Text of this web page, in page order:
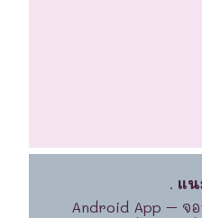
. แน
Android App – จ